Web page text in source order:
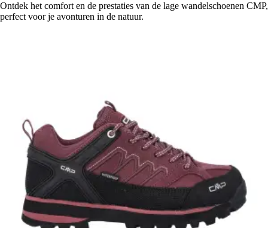
Ontdek het comfort en de prestaties van de lage wandelschoenen CMP,
perfect voor je avonturen in de natuur.